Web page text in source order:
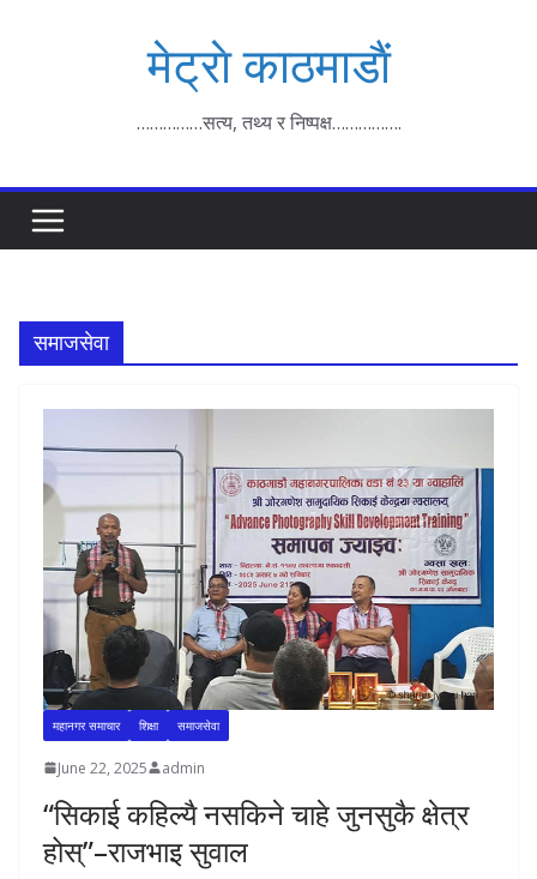
मेट्राे काठमाडाैं
……………सत्य, तथ्य र निष्पक्ष…………….
समाजसेवा
महानगर समाचार शिक्षा समाजसेवा
June 22, 2025 admin
“सिकाई कहिल्यै नसकिने चाहे जुनसुकै क्षेत्र
होस्”–राजभाइ सुवाल